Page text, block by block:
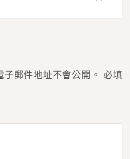
郵件地址不會公開。 必填